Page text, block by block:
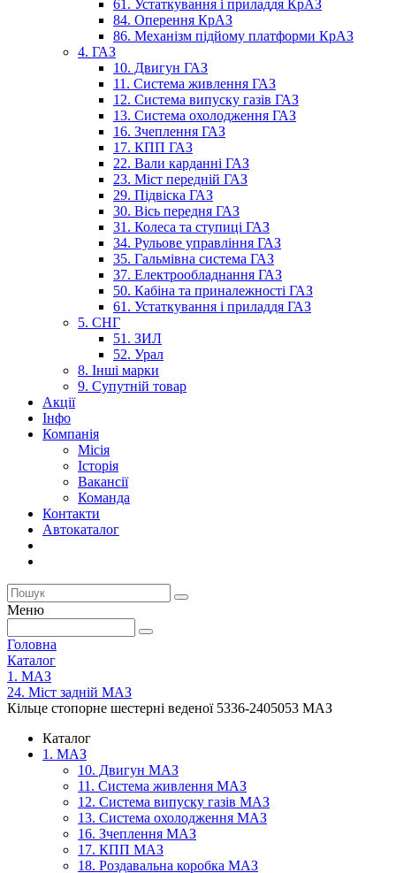
61. Устаткування і приладдя КрАЗ
84. Оперення КрАЗ
86. Механізм підйому платформи КрАЗ
4. ГАЗ
10. Двигун ГАЗ
11. Система живлення ГАЗ
12. Система випуску газів ГАЗ
13. Система охолодження ГАЗ
16. Зчеплення ГАЗ
17. КПП ГАЗ
22. Вали карданні ГАЗ
23. Міст передній ГАЗ
29. Підвіска ГАЗ
30. Вісь передня ГАЗ
31. Колеса та ступиці ГАЗ
34. Рульове управління ГАЗ
35. Гальмівна система ГАЗ
37. Електрообладнання ГАЗ
50. Кабіна та приналежності ГАЗ
61. Устаткування і приладдя ГАЗ
5. СНГ
51. ЗИЛ
52. Урал
8. Інші марки
9. Супутній товар
Акції
Інфо
Компанія
Місія
Історія
Вакансії
Команда
Контакти
Автокаталог
Меню
Головна
Каталог
1. МАЗ
24. Міст задній МАЗ
Кільце стопорне шестерні веденої 5336-2405053 МАЗ
Каталог
1. МАЗ
10. Двигун МАЗ
11. Система живлення МАЗ
12. Система випуску газів МАЗ
13. Система охолодження МАЗ
16. Зчеплення МАЗ
17. КПП МАЗ
18. Роздавальна коробка МАЗ